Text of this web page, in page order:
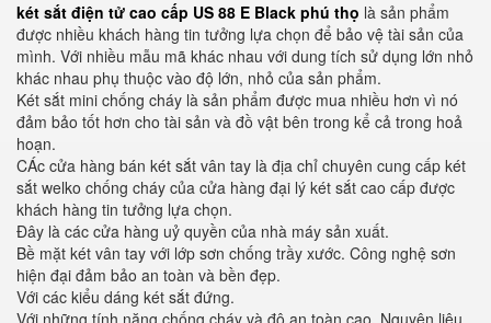
két sắt điện tử cao cấp US 88 E Black phú thọ là sản phẩm
được nhiều khách hàng tin tưởng lựa chọn để bảo vệ tài sản của
mình. Với nhiều mẫu mã khác nhau với dung tích sử dụng lớn nhỏ
khác nhau phụ thuộc vào độ lớn, nhỏ của sản phẩm.
Két sắt mini chống cháy là sản phẩm được mua nhiều hơn vì nó
đảm bảo tốt hơn cho tài sản và đồ vật bên trong kể cả trong hoả
hoạn.
CÁc cửa hàng bán két sắt vân tay là địa chỉ chuyên cung cấp két
sắt welko chống cháy của cửa hàng đại lý két sắt cao cấp được
khách hàng tin tưởng lựa chọn.
Đây là các cửa hàng uỷ quyền của nhà máy sản xuất.
Bề mặt két vân tay với lớp sơn chống trầy xước. Công nghệ sơn
hiện đại đảm bảo an toàn và bền đẹp.
Với các kiểu dáng két sắt đứng.
Với những tính năng chống cháy và độ an toàn cao, Nguyên liệu